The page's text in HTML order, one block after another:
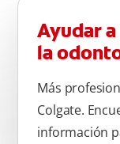
Ayudar
la
Más
Colgate.
información